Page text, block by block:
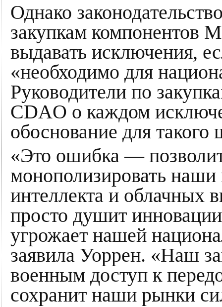
Однако
закупкам компонентов
выдавать исключения,
«необходимо для
Руководители по
CDAO о каждом
обоснование для такого
«Это ошибка —
монополизировать наши
интеллекта и облачных
просто душит
угрожает нашей
заявила Уоррен. «Наш
военным доступ к
сохранит наши рынки